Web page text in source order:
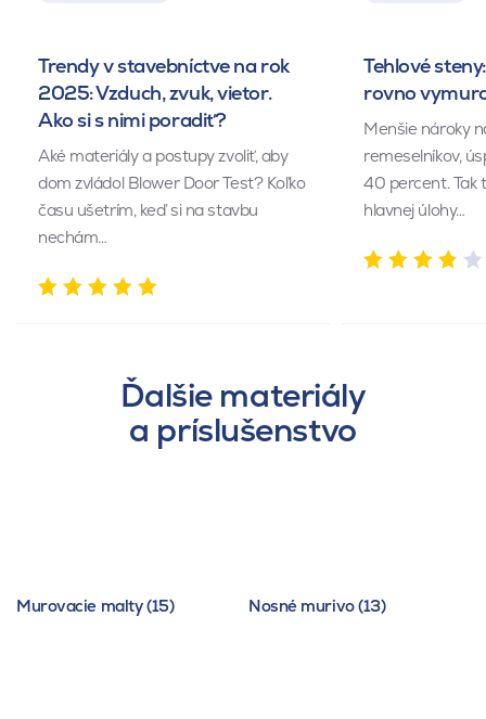
Trendy v stavebníctve na rok
2025: Vzduch, zvuk, vietor.
Ako si s nimi poradiť?
Aké materiály a postupy zvoliť, aby
dom zvládol Blower Door Test? Koľko
času ušetrím, keď si na stavbu
nechám…
Tehlové
rovno
Menšie nároky
remeselníkov,
40 percent. Tak
hlavnej úlohy…
Ďalšie materiály
a príslušenstvo
Murovacie malty (15) Nosné murivo (13)